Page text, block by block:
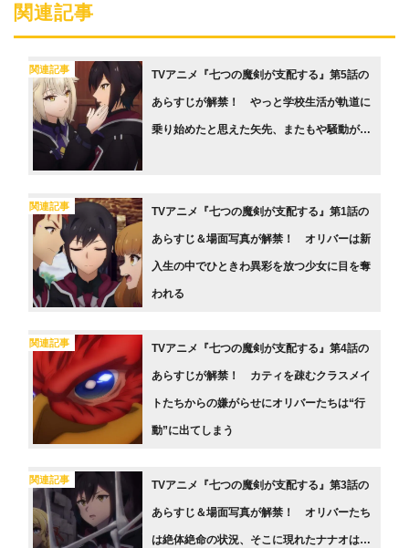
関連記事
関連記事 TVアニメ『七つの魔剣が支配する』第5話の
あらすじが解禁！ やっと学校生活が軌道に
乗り始めたと思えた矢先、またもや騒動が…
関連記事 TVアニメ『七つの魔剣が支配する』第1話の
あらすじ＆場面写真が解禁！ オリバーは新
入生の中でひときわ異彩を放つ少女に目を奪
われる
関連記事 TVアニメ『七つの魔剣が支配する』第4話の
あらすじが解禁！ カティを疎むクラスメイ
トたちからの嫌がらせにオリバーたちは“行
動”に出てしまう
関連記事 TVアニメ『七つの魔剣が支配する』第3話の
あらすじ＆場面写真が解禁！ オリバーたち
は絶体絶命の状況、そこに現れたナナオは…